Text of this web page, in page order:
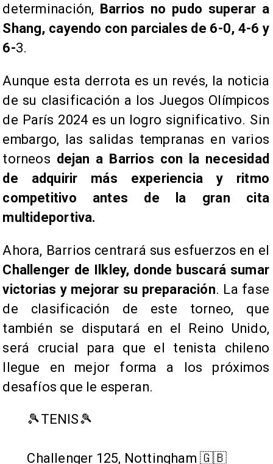
determinación, Barrios no pudo superar a
Shang, cayendo con parciales de 6-0, 4-6 y
6-3.
Aunque esta derrota es un revés, la noticia
de su clasificación a los Juegos Olímpicos
de París 2024 es un logro significativo. Sin
embargo, las salidas tempranas en varios
torneos dejan a Barrios con la necesidad
de adquirir más experiencia y ritmo
competitivo antes de la gran cita
multideportiva.
Ahora, Barrios centrará sus esfuerzos en el
Challenger de Ilkley, donde buscará sumar
victorias y mejorar su preparación. La fase
de clasificación de este torneo, que
también se disputará en el Reino Unido,
será crucial para que el tenista chileno
llegue en mejor forma a los próximos
desafíos que le esperan.
🎾TENIS🎾
Challenger 125, Nottingham 🇬🇧